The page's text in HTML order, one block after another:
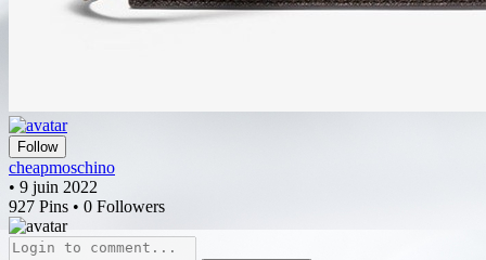
Follow
cheapmoschino
• 9 juin 2022
927 Pins • 0 Followers